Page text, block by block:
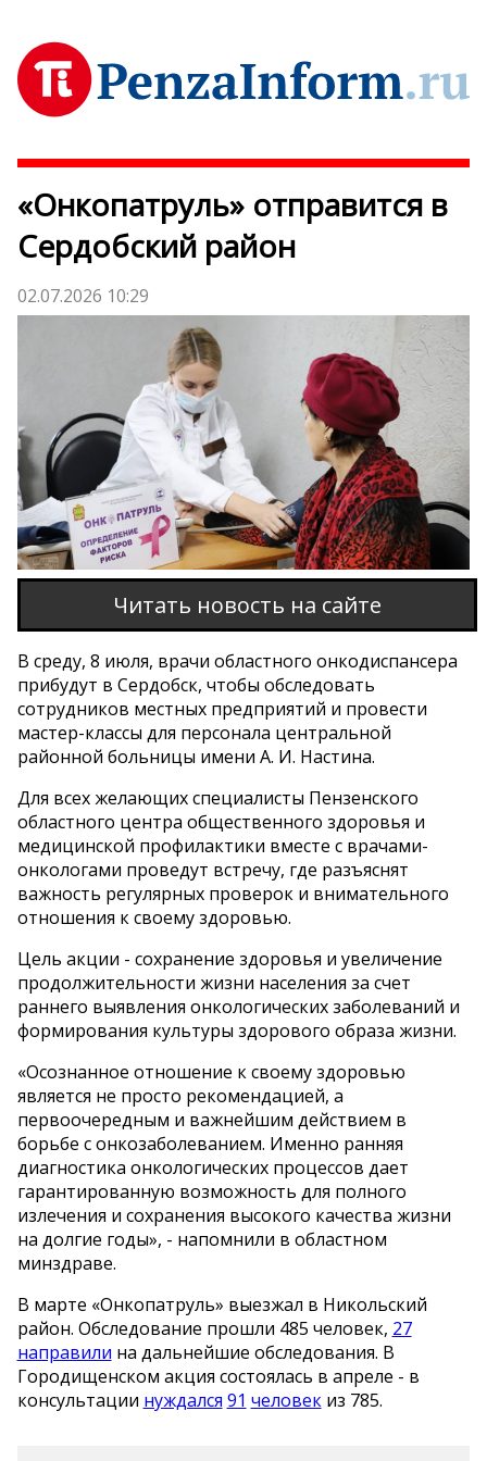
«Онкопатруль» отправится в
Сердобский район
02.07.2026 10:29
Читать новость на сайте
В среду, 8 июля, врачи областного онкодиспансера
прибудут в Сердобск, чтобы обследовать
сотрудников местных предприятий и провести
мастер-классы для персонала центральной
районной больницы имени А. И. Настина.
Для всех желающих специалисты Пензенского
областного центра общественного здоровья и
медицинской профилактики вместе с врачами-
онкологами проведут встречу, где разъяснят
важность регулярных проверок и внимательного
отношения к своему здоровью.
Цель акции - сохранение здоровья и увеличение
продолжительности жизни населения за счет
раннего выявления онкологических заболеваний и
формирования культуры здорового образа жизни.
«Осознанное отношение к своему здоровью
является не просто рекомендацией, а
первоочередным и важнейшим действием в
борьбе с онкозаболеванием. Именно ранняя
диагностика онкологических процессов дает
гарантированную возможность для полного
излечения и сохранения высокого качества жизни
на долгие годы», - напомнили в областном
минздраве.
В марте «Онкопатруль» выезжал в Никольский
район. Обследование прошли 485 человек, 27
направили на дальнейшие обследования. В
Городищенском акция состоялась в апреле - в
консультации нуждался 91 человекиз 785.